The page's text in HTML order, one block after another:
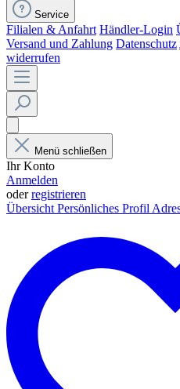
Service
Filialen & Anfahrt Händler-Login
Versand und Zahlung Datenschutz
widerrufen
Menü schließen
Ihr Konto
Anmelden
oderregistrieren
Übersicht Persönliches Profil